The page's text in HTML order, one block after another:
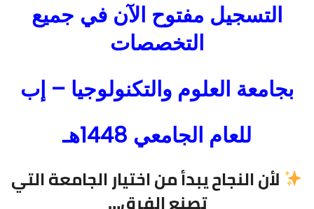
التسجيل مفتوح الآن في جميع
التخصصات
بجامعة العلوم والتكنولوجيا – إب
للعام الجامعي 1448هـ
لأن النجاح يبدأ من اختيار الجامعة التي